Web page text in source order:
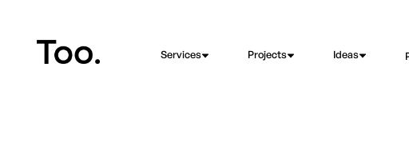
Services Projects Ideas